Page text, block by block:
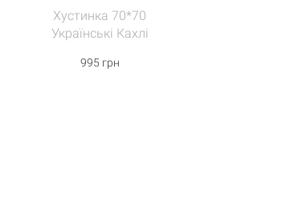
Хустинка 70*70
Українські Кахлі
995 грн